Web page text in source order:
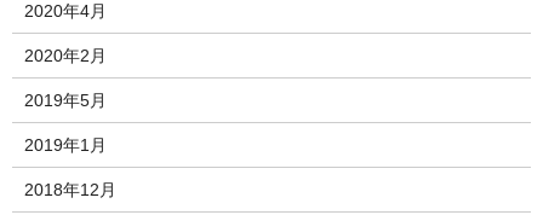
2020年4月
2020年2月
2019年5月
2019年1月
2018年12月